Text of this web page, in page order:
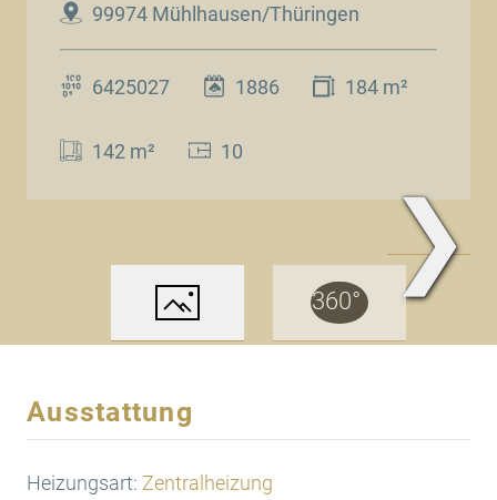
99974 Mühlhausen/Thüringen
6425027 1886 184 m²
142 m² 10
❯
Ausstattung
Heizungsart: Zentralheizung